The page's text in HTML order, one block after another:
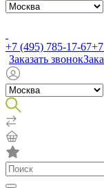
+7 (495) 785-17-67
Заказать звонок